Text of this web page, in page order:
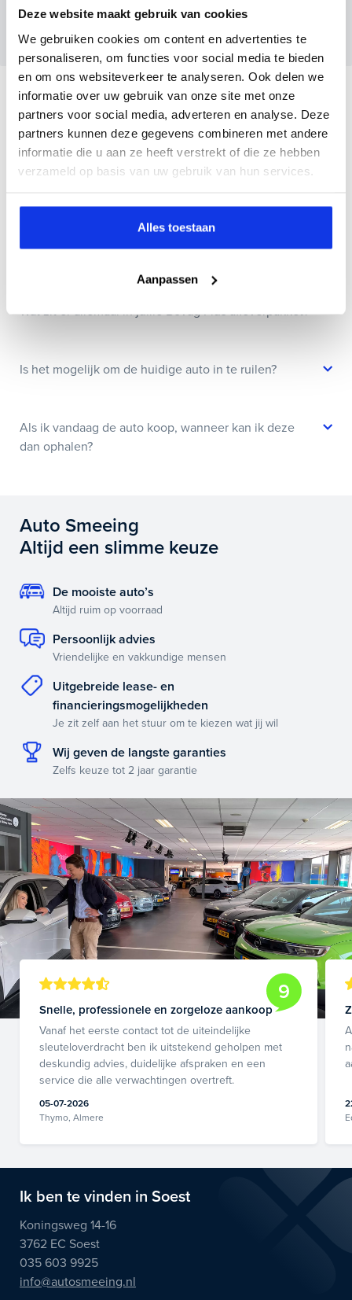
Deze website maakt gebruik van cookies
We gebruiken cookies om content en advertenties te
personaliseren, om functies voor social media te bieden
en om ons websiteverkeer te analyseren. Ook delen we
informatie over uw gebruik van onze site met onze
partners voor social media, adverteren en analyse. Deze
partners kunnen deze gegevens combineren met andere
informatie die u aan ze heeft verstrekt of die ze hebben
verzameld op basis van uw gebruik van hun services.
Alles toestaan
Aanpassen
maandag tot en met vrijdag binnen enkele uren
een voorstel.
Veelgestelde vragen
Wanneer kan ik een proefrit maken?
Hoe weet ik of deze auto nog beschikbaar is?
Wat zit er allemaal in jullie Bovag Plus afleverpakket?
Is het mogelijk om de huidige auto in te ruilen?
Als ik vandaag de auto koop, wanneer kan ik deze
dan ophalen?
Auto Smeeing
Altijd een slimme keuze
De mooiste auto’s
Altijd ruim op voorraad
Persoonlijk advies
Vriendelijke en vakkundige mensen
Uitgebreide lease- en
financieringsmogelijkheden
Je zit zelf aan het stuur om te kiezen wat jij wil
Wij geven de langste garanties
Zelfs keuze tot 2 jaar garantie
9
Snelle, professionele en zorgeloze aankoop
Vanaf het eerste contact tot de uiteindelijke
sleuteloverdracht ben ik uitstekend geholpen met
deskundig advies, duidelijke afspraken en een
service die alle verwachtingen overtreft.
05-07-2026
Thymo, Almere
Ik ben te vinden in Soest
Koningsweg 14-16
3762 EC Soest
035 603 9925
info@autosmeeing.nl